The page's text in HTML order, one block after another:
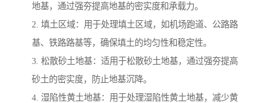
地基，通过强夯提高地基的密实度和承载力。
2. 填土区域：用于处理填土区域，如机场跑道、公路路
基、铁路路基等，确保填土的均匀性和稳定性。
3. 松散砂土地基：适用于松散砂土地基，通过强夯提高
砂土的密实度，防止地基沉降。
4. 湿陷性黄土地基：用于处理湿陷性黄土地基，减少黄